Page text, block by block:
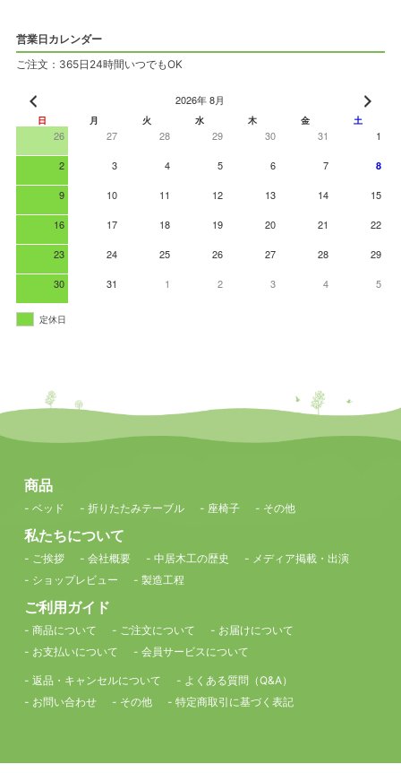
営業日カレンダー
ご注文：365日24時間いつでもOK
2026年 8月
日 月 火 水 木 金 土
26 27 28 29 30 31 1
2 3 4 5 6 7 8
9 10 11 12 13 14 15
16 17 18 19 20 21 22
23 24 25 26 27 28 29
30 31 1 2 3 4 5
定休日
商品
- ベッド - 折りたたみテーブル - 座椅子 - その他
私たちについて
- ご挨拶 - 会社概要 - 中居木工の歴史
- メディア掲載・出演
- ショップレビュー
- 製造工程
ご利用ガイド
- 商品について - ご注文について
- お届けについて
- お支払いについて
- 会員サービスについて
- 返品・キャンセルについて
- よくある質問（Q&A）
- お問い合わせ
- その他 - 特定商取引に基づく表記